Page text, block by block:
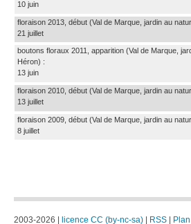
10 juin
floraison 2013, début (Val de Marque, jardin au
21 juillet
boutons floraux 2011, apparition (Val de Marque,
Héron) :
13 juin
floraison 2010, début (Val de Marque, jardin au
13 juillet
floraison 2009, début (Val de Marque, jardin au
8 juillet
2003-2026 | licence CC (by-nc-sa) RSS